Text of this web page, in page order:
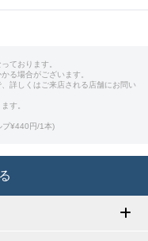
ております。
る場合がございます。
詳しくはご来店される店舗にお問い
す。
¥440円/1本)